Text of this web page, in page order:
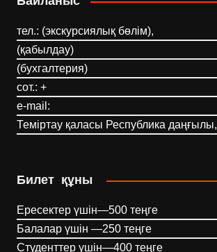
тел.: (экскурсиялық бөлім),
(қабылдау)
(бухгалтерия)
сот.: +
e-mail:
Теміртау қаласы Республика даңғылы,
Билет құны
Ересектер үшін—500 теңге
Балалар үшін —250 теңге
Студенттер үшін—400 теңге